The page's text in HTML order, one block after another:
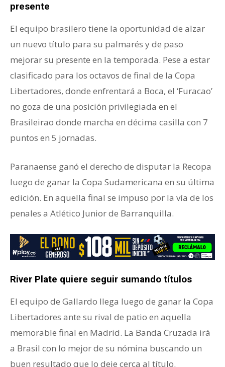
presente
El equipo brasilero tiene la oportunidad de alzar
un nuevo título para su palmarés y de paso
mejorar su presente en la temporada. Pese a estar
clasificado para los octavos de final de la Copa
Libertadores, donde enfrentará a Boca, el ‘Furacao’
no goza de una posición privilegiada en el
Brasileirao donde marcha en décima casilla con 7
puntos en 5 jornadas.
Paranaense ganó el derecho de disputar la Recopa
luego de ganar la Copa Sudamericana en su última
edición. En aquella final se impuso por la vía de los
penales a Atlético Junior de Barranquilla.
River Plate quiere seguir sumando títulos
El equipo de Gallardo llega luego de ganar la Copa
Libertadores ante su rival de patio en aquella
memorable final en Madrid. La Banda Cruzada irá
a Brasil con lo mejor de su nómina buscando un
buen resultado que lo deje cerca al título.